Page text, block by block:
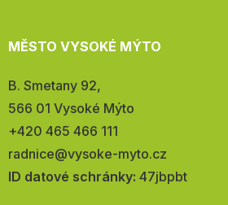
MĚSTO VYSOKÉ MÝTO
Adresa:
B. Smetany 92,
566 01 Vysoké Mýto
Telefon:
+420 465 466 111
E-
mail:
radnice@vysoke-myto.cz
ID datové schránky: 47jbpbt